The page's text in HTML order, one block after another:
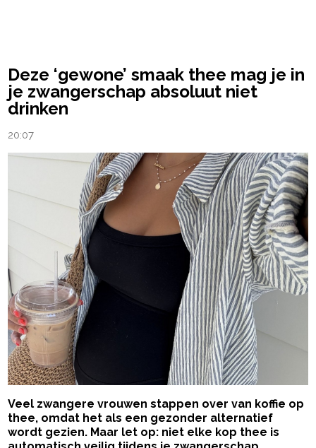
Deze ‘gewone’ smaak thee mag je in
je zwangerschap absoluut niet
drinken
20:07
Veel zwangere vrouwen stappen over van koffie op
thee, omdat het als een gezonder alternatief
wordt gezien. Maar let op: niet elke kop thee is